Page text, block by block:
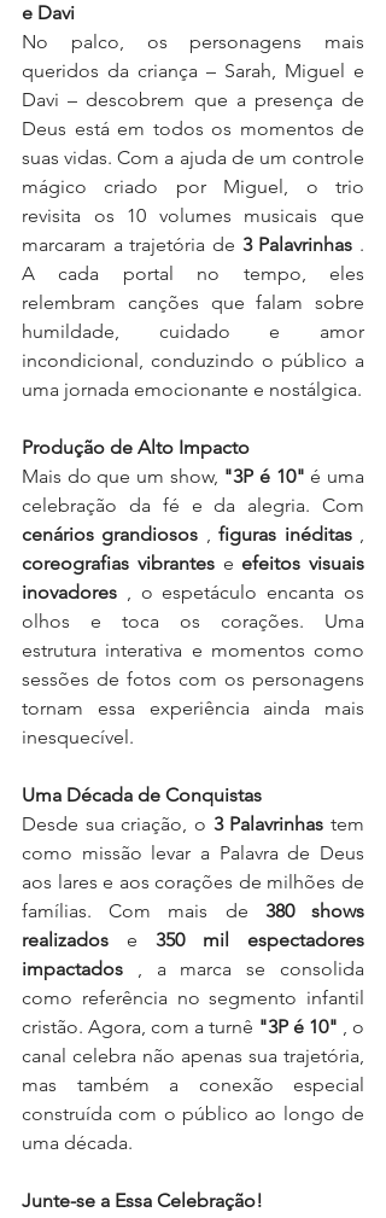
e Davi
No palco, os personagens mais
queridos da criança – Sarah, Miguel e
Davi – descobrem que a presença de
Deus está em todos os momentos de
suas vidas. Com a ajuda de um controle
mágico criado por Miguel, o trio
revisita os 10 volumes musicais que
marcaram a trajetória de 3 Palavrinhas .
A cada portal no tempo, eles
relembram canções que falam sobre
humildade, cuidado e amor
incondicional, conduzindo o público a
uma jornada emocionante e nostálgica.
Produção de Alto Impacto
Mais do que um show, "3P é 10" é uma
cenários grandiosos , figuras inéditas
coreografias vibrantes e efeitos visuais
inovadores , o espetáculo encanta os
olhos e toca os corações. Uma
estrutura interativa e momentos como
sessões de fotos com os personagens
tornam essa experiência ainda mais
inesquecível.
Uma Década de Conquistas
Desde sua criação, o 3 Palavrinhas tem
como missão levar a Palavra de Deus
aos lares e aos corações de milhões de
famílias. Com mais de 380 shows
realizados e 350 mil espectadores
impactados , a marca se consolida
como referência no segmento infantil
cristão. Agora, com a turnê "3P é 10" , o
canal celebra não apenas sua trajetória,
mas também a conexão especial
construída com o público ao longo de
uma década.
Junte-se a Essa Celebração!